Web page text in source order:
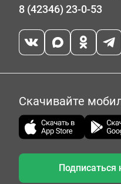
8 (42346) 23-0-53
Скачивайте
Подписаться